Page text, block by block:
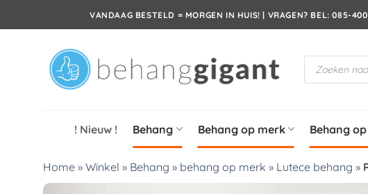
VANDAAG BESTELD = MORGEN IN HUIS! | VRAGEN? BEL: 085-
Producten
zoeken
! Nieuw ! Behang Behang op merk Behang
Home » Winkel » Behang » behang op merk » Lutece behang »